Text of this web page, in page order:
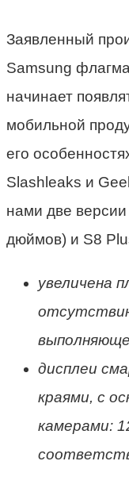
Заявленный
Samsung
начинает
мобильной
его
Slashleaks и
нами две
дюймов) и S8
увеличена
дисплеи
краями, с
камерами: